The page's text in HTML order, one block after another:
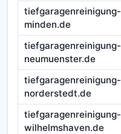
tiefgaragenreinigung-
minden.de
tiefgaragenreinigung-
neumuenster.de
tiefgaragenreinigung-
norderstedt.de
tiefgaragenreinigung-
wilhelmshaven.de